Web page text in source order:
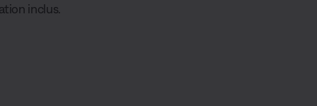
inclus.